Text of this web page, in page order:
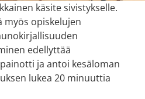
käsite sivistykselle.
myös opiskelujen
edellyttää
ja antoi kesäloman
lukea 20 minuuttia